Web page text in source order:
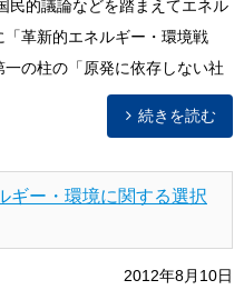
民的議論などを踏まえてエネル
革新的エネルギー・環境戦
の柱の「原発に依存しない社
続きを読む
ギー・環境に関する選択
2012年8月10日